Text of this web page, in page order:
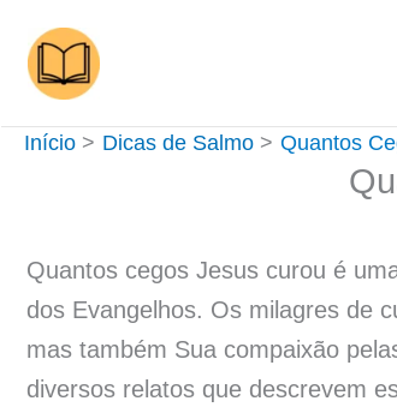
para
conteúdo
Início Dicas de Salmo Quantos
Quantos cegos Jesus curou é
dos Evangelhos. Os milagres de
mas também Sua compaixão
diversos relatos que descrevem